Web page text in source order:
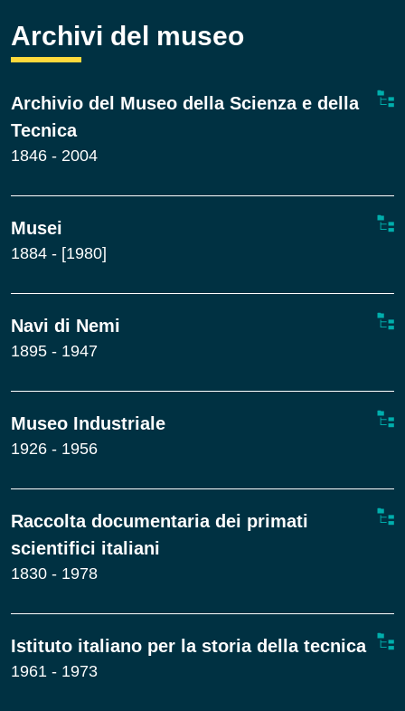
Archivi del museo
Archivio del Museo della Scienza e della
Tecnica
1846 - 2004
Musei
1884 - [1980]
Navi di Nemi
1895 - 1947
Museo Industriale
1926 - 1956
Raccolta documentaria dei primati
scientifici italiani
1830 - 1978
Istituto italiano per la storia della tecnica
1961 - 1973